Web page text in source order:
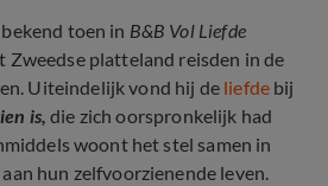
toen in B&B Vol Liefde
Zweedse platteland reisden in de
Uiteindelijk vond hij de liefde bij
is, die zich oorspronkelijk had
woont het stel samen in
hun zelfvoorzienende leven.